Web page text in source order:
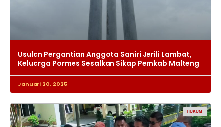
Usulan Pergantian Anggota Saniri Jerili Lambat,
Keluarga Pormes Sesalkan Sikap Pemkab Malteng
Januari 20, 2025
HUKUM